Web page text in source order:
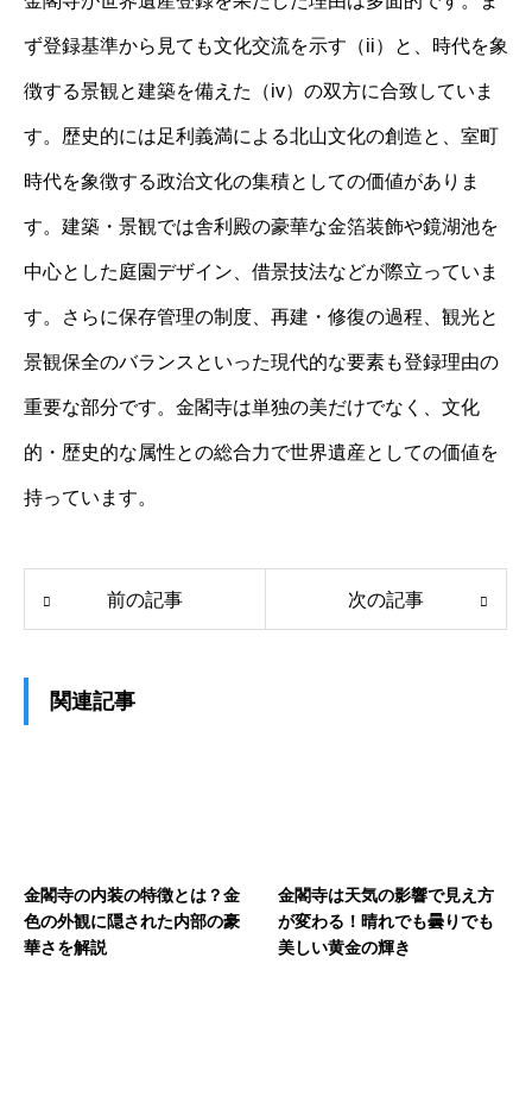
ず登録基準から見ても文化交流を示す（ii）と、時代を象
徴する景観と建築を備えた（iv）の双方に合致していま
す。歴史的には足利義満による北山文化の創造と、室町
時代を象徴する政治文化の集積としての価値がありま
す。建築・景観では舎利殿の豪華な金箔装飾や鏡湖池を
中心とした庭園デザイン、借景技法などが際立っていま
す。さらに保存管理の制度、再建・修復の過程、観光と
景観保全のバランスといった現代的な要素も登録理由の
重要な部分です。金閣寺は単独の美だけでなく、文化
的・歴史的な属性との総合力で世界遺産としての価値を
持っています。
前の記事 次の記事
関連記事
金閣寺の内装の特徴とは？金
色の外観に隠された内部の豪
華さを解説
金閣寺は天気の影響で見え方
が変わる！晴れでも曇りでも
美しい黄金の輝き